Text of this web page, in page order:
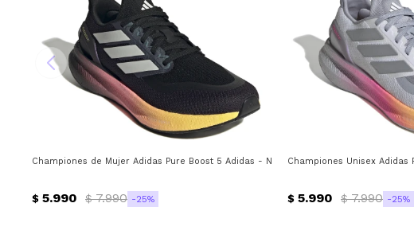
Championes de Mujer Adidas Pure Boost 5 Adidas - Negro - Violeta - Blanco
$ 5.990 $ 7.990 25
Championes Unisex
$ 5.990 $ 7.990 25